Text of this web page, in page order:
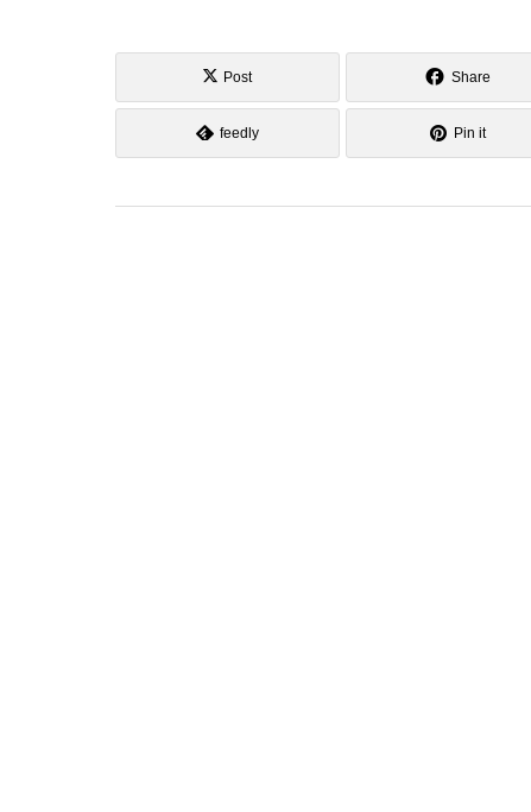
Post Share
feedly Pin it